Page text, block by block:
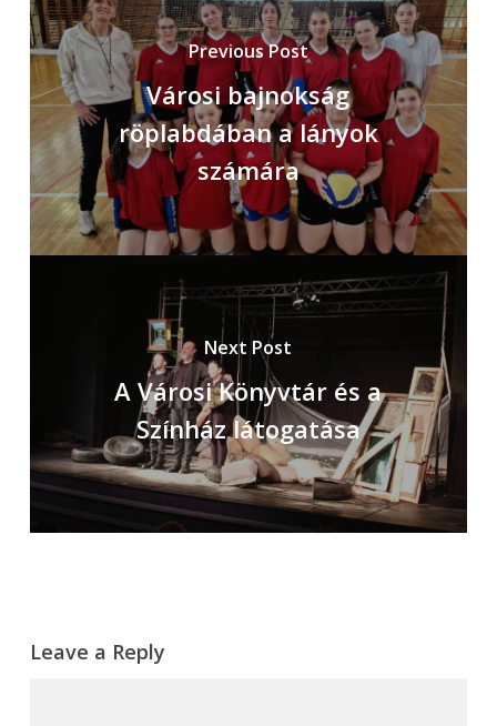
Previous Post
Városi bajnokság
röplabdában a lányok
számára
Next Post
A Városi Könyvtár és a
Színház látogatása
Leave a Reply